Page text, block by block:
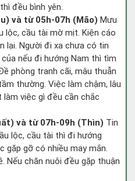
đều bình yên.
và từ 05h-07h (Mão) Mưu
lộc, cầu tài mờ mịt. Kiện cáo
lại. Người đi xa chưa có tin
nếu đi hướng Nam thì tìm
phòng tranh cãi, mâu thuẫn
thường. Việc làm chậm, lâu
việc gì đều cần chắc
và từ 07h-09h (Thìn) Tin
lộc, cầu tài thì đi hướng
gặp gỡ có nhiều may mắn.
Nếu chăn nuôi đều gặp thuận